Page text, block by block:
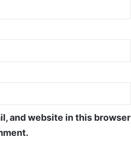
and website in this browser